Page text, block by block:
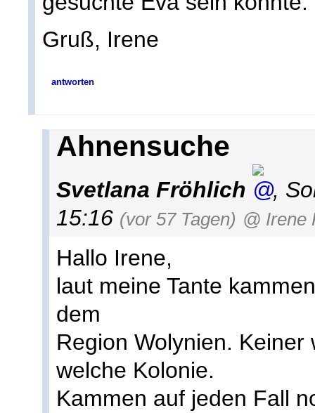
Gruß, Irene
antworten
Ahnensuche
Svetlana Fröhlich ,
15:16 (vor 57 Tagen) @ Irene
Hallo Irene,
laut meine Tante
dem
Region Wolynien.
welche Kolonie.
Kammen auf jeden Fall